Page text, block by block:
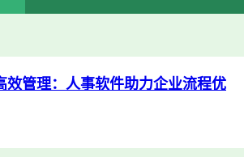
效管理：人事软件助力企业流程优